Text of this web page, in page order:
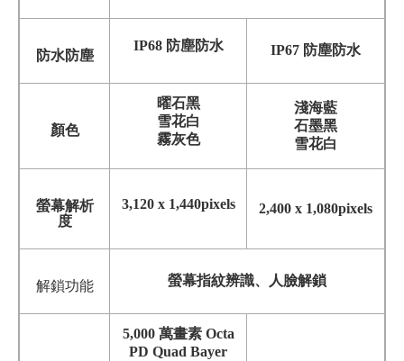
防水防塵
IP68 防塵防水 IP67 防塵防水
顏色
曜石黑
雪花白
霧灰色
淺海藍
石墨黑
雪花白
螢幕解析
度
3,120 x 1,440pixels 2,400 x 1,080pixels
解鎖功能 螢幕指紋辨識、人臉解鎖
5,000 萬畫素 Octa
PD Quad Bayer